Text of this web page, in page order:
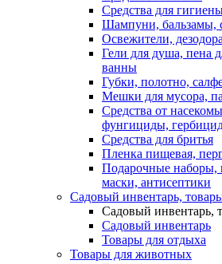
Средства для
Шампуни, бальзамы,
Освежители,
Гели для душа, пена
ванны
Губки, полотно,
Мешки для мусора,
Средства от
фунгициды,
Средства для бритья
Пленка пищевая,
Подарочные наборы,
маски, антисептики
Садовый инвентарь,
Садовый инвентарь,
Садовый инвентарь
Товары для отдыха
Товары для животных